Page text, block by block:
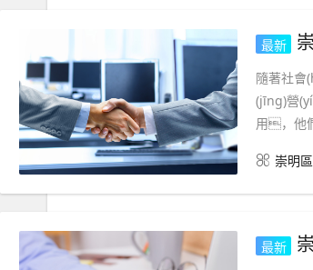
最新
隨著社
(jīng)營
用，他
崇明
最新